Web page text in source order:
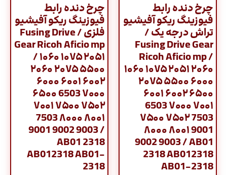
چرخ دنده رابط
فیوزینگ ریکو آفیشیو
تراش درجه یک /
Fusing Drive Gear
Ricoh Aficio mp /
۱۰۶۰ ۱۰۷۵ ۲۰۵۱ ۲۰۶۰
۲۰۷۵ ۵۵۰۰ ۶۰۰۰
۶۰۰۱ ۶۰۰۲ ۶۵۰۰
6503 ۷۰۰۰ ۷۰۰۱
۷۵۰۰ ۷۵۰۲ 7503
۸۰۰۰ ۸۰۰۱ 9001
9002 9003 / AB01
2318 AB012318
AB01-2318
چرخ دنده رابط
فیوزینگ ریکو آفیشیو
فلزی / Fusing Drive
Gear Ricoh Aficio mp
/ ۱۰۶۰ ۱۰۷۵ ۲۰۵۱
۲۰۶۰ ۲۰۷۵ ۵۵۰۰
۶۰۰۰ ۶۰۰۱ ۶۰۰۲
۶۵۰۰ 6503 ۷۰۰۰
۷۰۰۱ ۷۵۰۰ ۷۵۰۲
7503 ۸۰۰۰ ۸۰۰۱
9001 9002 9003 /
AB01 2318
AB012318 AB01-
2318